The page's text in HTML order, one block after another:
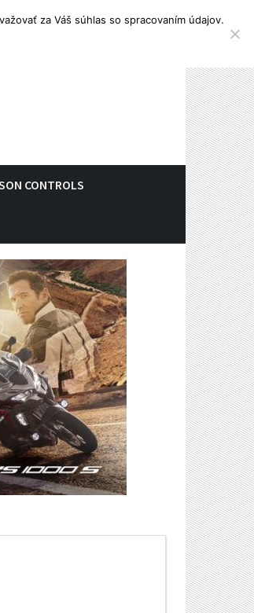
CONTROLS
za Váš súhlas so spracovaním údajov.